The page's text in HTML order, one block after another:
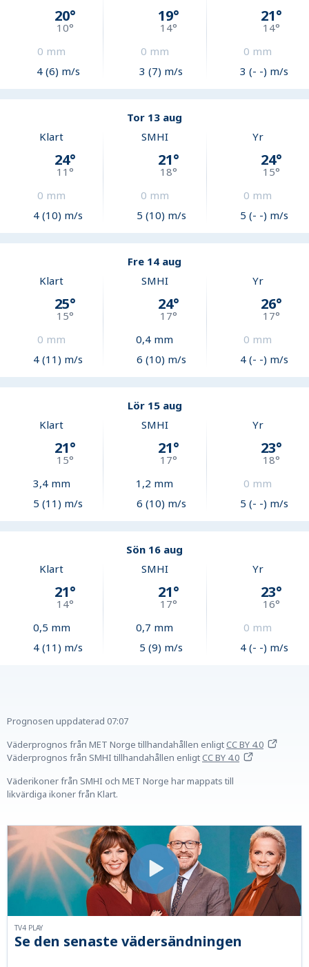
20°
10°
0 mm
4 (6) m/s
19°
14°
0 mm
3 (7) m/s
21°
14°
0 mm
3 (- -) m/s
Tor 13 aug
Klart
24°
11°
0 mm
4 (10) m/s
SMHI
21°
18°
0 mm
5 (10) m/s
Yr
24°
15°
0 mm
5 (- -) m/s
Fre 14 aug
Klart
25°
15°
0 mm
4 (11) m/s
SMHI
24°
17°
0,4 mm
6 (10) m/s
Yr
26°
17°
0 mm
4 (- -) m/s
Lör 15 aug
Klart
21°
15°
3,4mm
5 (11) m/s
SMHI
21°
17°
1,2 mm
6 (10) m/s
Yr
23°
18°
0 mm
5 (- -) m/s
Sön 16 aug
Klart
21°
14°
0,5 mm
4 (11) m/s
SMHI
21°
17°
0,7 mm
5 (9) m/s
Yr
23°
16°
0 mm
4 (- -) m/s
Prognosen uppdaterad 07:07
Väderprognos från MET Norge tillhandahållen enligtCC BY 4.0
Väderprognos från SMHI tillhandahållen enligtCC BY 4.0
Väderikoner från SMHI och MET Norge har mappats till
likvärdiga ikoner från Klart.
Se den senaste vädersändningen
TV4 PLAY